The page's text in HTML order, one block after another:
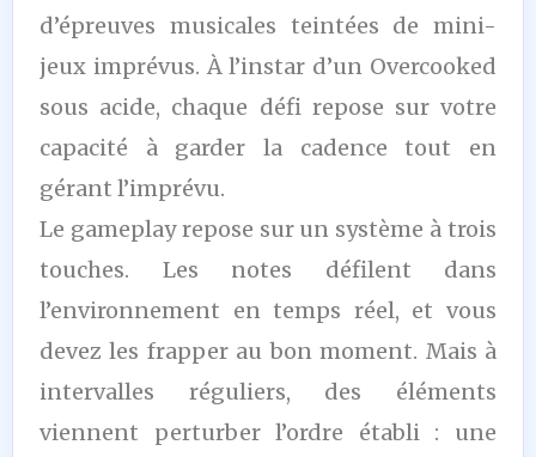
d’épreuves musicales teintées de mini-
jeux imprévus. À l’instar d’un Overcooked
sous acide, chaque défi repose sur votre
capacité à garder la cadence tout en
gérant l’imprévu.
Le gameplay repose sur un système à trois
touches. Les notes défilent dans
l’environnement en temps réel, et vous
devez les frapper au bon moment. Mais à
intervalles réguliers, des éléments
viennent perturber l’ordre établi : une